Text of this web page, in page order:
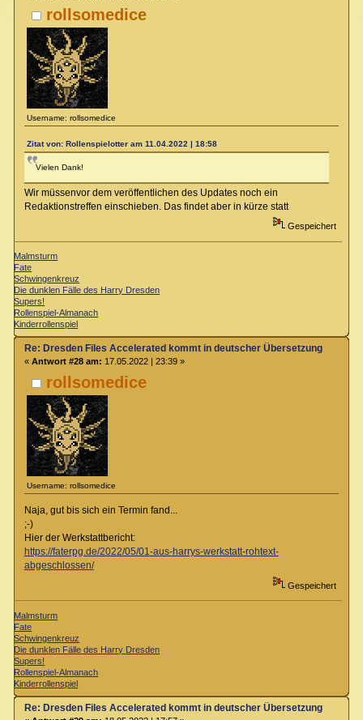
rollsomedice
Username: rollsomedice
Zitat von: Rollenspielotter am 11.04.2022 | 18:58
Vielen Dank!
Wir müssenvor dem veröffentlichen des Updates noch ein
Redaktionstreffen einschieben. Das findet aber in kürze statt
Gespeichert
Malmsturm
Fate
Schwingenkreuz
Die dunklen Fälle des Harry Dresden
Supers!
Rollenspiel-Almanach
Kinderrollenspiel
rollsomedice
Username: rollsomedice
Re: Dresden Files Accelerated kommt in deutscher Übersetzung
« Antwort #28 am: 17.05.2022 | 23:39 »
Naja, gut bis sich ein Termin fand...
;-)
Hier der Werkstattbericht:
https://faterpg.de/2022/05/01-aus-harrys-werkstatt-rohtext-
abgeschlossen/
Gespeichert
Malmsturm
Fate
Schwingenkreuz
Die dunklen Fälle des Harry Dresden
Supers!
Rollenspiel-Almanach
Kinderrollenspiel
Re: Dresden Files Accelerated kommt in deutscher Übersetzung